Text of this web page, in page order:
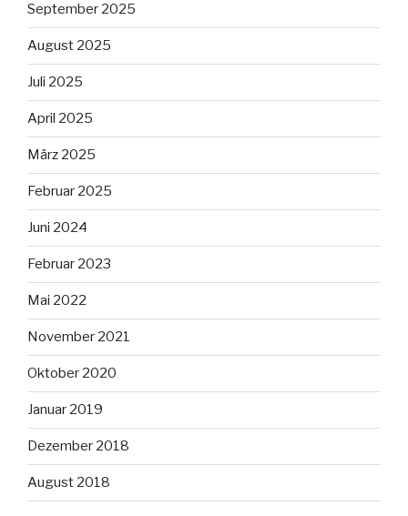
September 2025
August 2025
Juli 2025
April 2025
März 2025
Februar 2025
Juni 2024
Februar 2023
Mai 2022
November 2021
Oktober 2020
Januar 2019
Dezember 2018
August 2018